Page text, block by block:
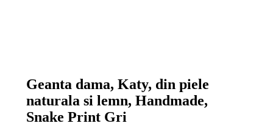
Geanta dama, Katy, din piele
naturala si lemn, Handmade,
Snake Print Gri